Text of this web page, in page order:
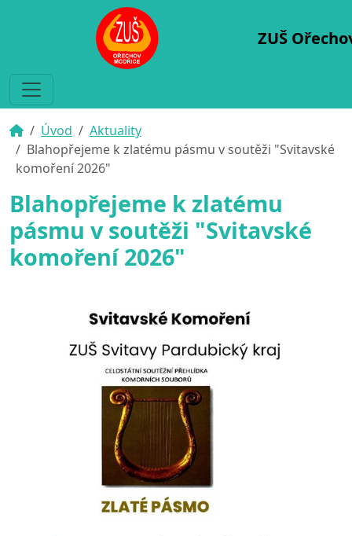
ZUŠ
Úvod
Aktuality
Blahopřejeme k zlatému pásmu v soutěži "Svitavské
komoření 2026"
Blahopřejeme k zlatému
pásmu v soutěži "Svitavské
komoření 2026"